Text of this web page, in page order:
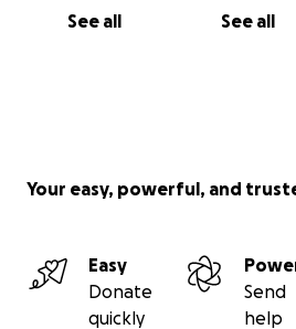
See all See all
https://www.facebook.com/
INSIEME POSSIAMO:
Your easy, powerful, and
Easy
Donate
quickly
Send
help